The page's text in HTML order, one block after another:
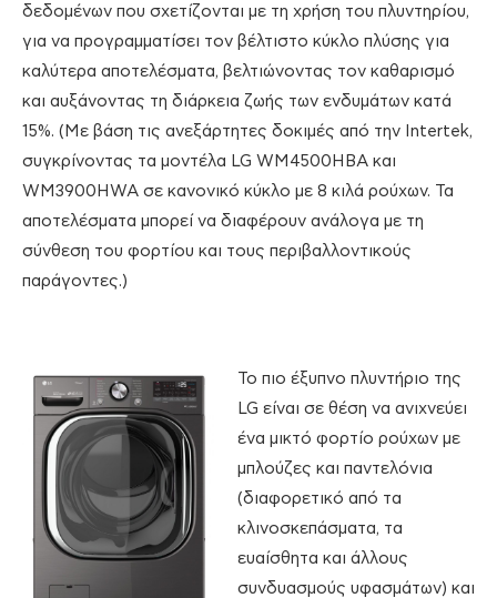
δεδομένων που σχετίζονται με τη χρήση του πλυντηρίου,
για να προγραμματίσει τον βέλτιστο κύκλο πλύσης για
καλύτερα αποτελέσματα, βελτιώνοντας τον καθαρισμό
και αυξάνοντας τη διάρκεια ζωής των ενδυμάτων κατά
15%. (Με βάση τις ανεξάρτητες δοκιμές από την Intertek,
συγκρίνοντας τα μοντέλα LG WM4500HBA και
WM3900HWA σε κανονικό κύκλο με 8 κιλά ρούχων. Τα
αποτελέσματα μπορεί να διαφέρουν ανάλογα με τη
σύνθεση του φορτίου και τους περιβαλλοντικούς
παράγοντες.)
Το πιο έξυπνο πλυντήριο της
LG είναι σε θέση να ανιχνεύει
ένα μικτό φορτίο ρούχων με
μπλούζες και παντελόνια
(διαφορετικό από τα
κλινοσκεπάσματα, τα
ευαίσθητα και άλλους
συνδυασμούς υφασμάτων) και